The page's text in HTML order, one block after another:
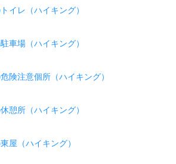
イレ（ハイキング）
車場（ハイキング）
険注意個所（ハイキング）
憩所（ハイキング）
屋（ハイキング）